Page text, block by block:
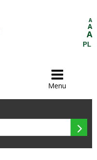
A
A
A
PL

Menu
